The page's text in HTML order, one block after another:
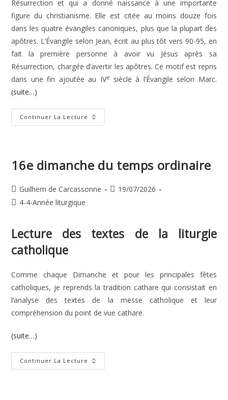
Résurrection et qui a donné naissance à une importante
figure du christianisme. Elle est citée au moins douze fois
dans les quatre évangiles canoniques, plus que la plupart des
apôtres. L’Évangile selon Jean, écrit au plus tôt vers 90-95, en
fait la première personne à avoir vu Jésus après sa
Résurrection, chargée d’avertir les apôtres. Ce motif est repris
dans une fin ajoutée au IVe
siècle à l’Évangile selon Marc.
(suite…)
Continuer La Lecture Sainte
Marie
16e dimanche du temps ordinaire
Auteur/autrice
de
Guilhem de Carcassonne
Publication
19/07/2026
Post4-4-Année liturgique
Lecture des textes de la liturgie
catholique
Comme chaque Dimanche et pour les principales fêtes
catholiques, je reprends la tradition cathare qui consistait en
l’analyse des textes de la messe catholique et leur
compréhension du point de vue cathare.
(suite…)
Continuer La Lecture 16e
Dimanche